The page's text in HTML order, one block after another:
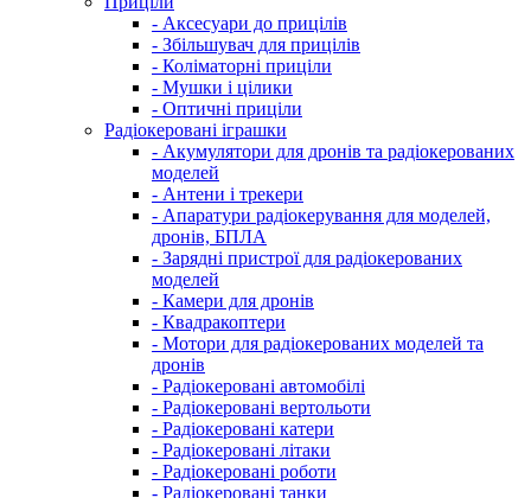
- Аксесуари до прицілів
- Збільшувач для прицілів
- Коліматорні приціли
- Мушки і цілики
- Оптичні приціли
Радіокеровані іграшки
- Акумулятори для дронів та радіокерованих
моделей
- Антени і трекери
- Апаратури радіокерування для моделей,
дронів, БПЛА
- Зарядні пристрої для радіокерованих
моделей
- Камери для дронів
- Квадракоптери
- Мотори для радіокерованих моделей та
дронів
- Радіокеровані автомобілі
- Радіокеровані вертольоти
- Радіокеровані катери
- Радіокеровані літаки
- Радіокеровані роботи
- Радіокеровані танки